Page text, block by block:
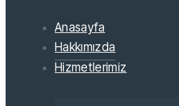
Anasayfa
Hakkımızda
Hizmetlerimiz